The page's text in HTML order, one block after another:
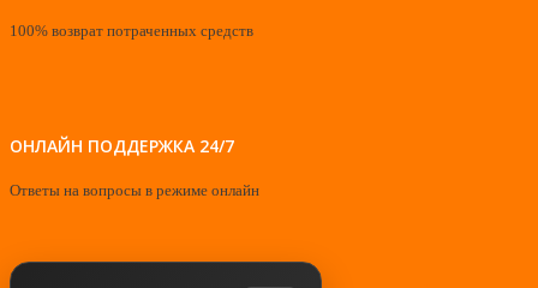
100% возврат потраченных средств
ОНЛАЙН ПОДДЕРЖКА 24/7
Ответы на вопросы в режиме онлайн